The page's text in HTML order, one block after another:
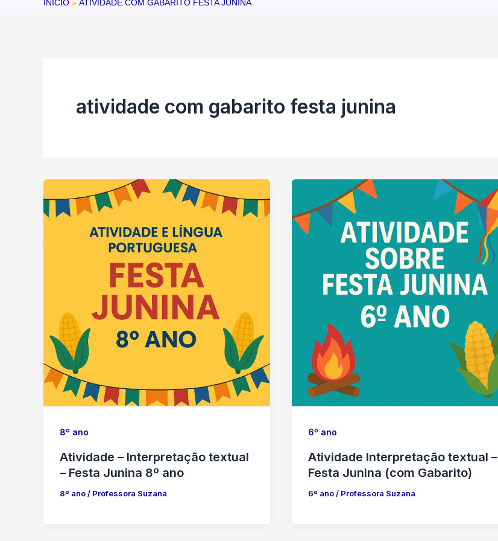
INÍCIO ATIVIDADE COM GABARITO FESTA JUNINA
atividade com gabarito festa junina
8º ano
Atividade – Interpretação textual
– Festa Junina 8º ano
8º ano/ Professora Suzana
6º ano
Atividade Interpretação textual –
Festa Junina (com Gabarito)
6º ano/ Professora Suzana